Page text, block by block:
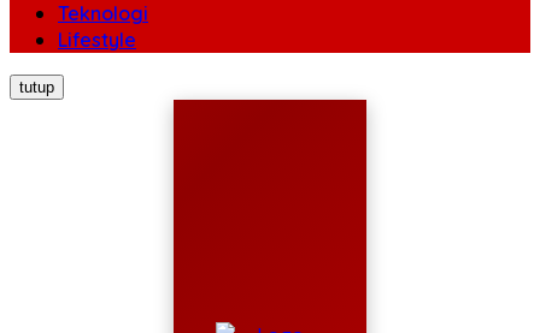
Teknologi
Lifestyle
tutup